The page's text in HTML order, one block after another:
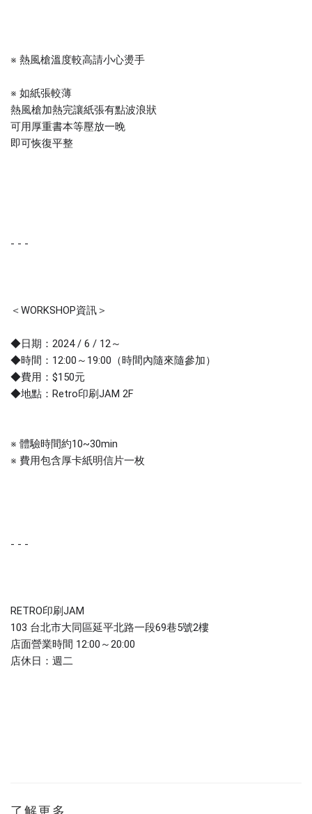
※ 熱風槍溫度較高請小心燙手
※ 如紙張較薄
熱風槍加熱完讓紙張有點波浪狀
可用厚重書本等壓放一晚
即可恢復平整
- - -
＜WORKSHOP資訊＞
◆日期：2024 / 6 / 12～
◆時間：12:00～19:00（時間內隨來隨參加）
◆費用：$150元
◆地點：Retro印刷JAM 2F
※ 體驗時間約10~30min
※ 費用包含厚卡紙明信片一枚
- - -
RETRO印刷JAM
103 台北市大同區延平北路一段69巷5號2樓
店面營業時間 12:00～20:00
店休日：週二
了解更多